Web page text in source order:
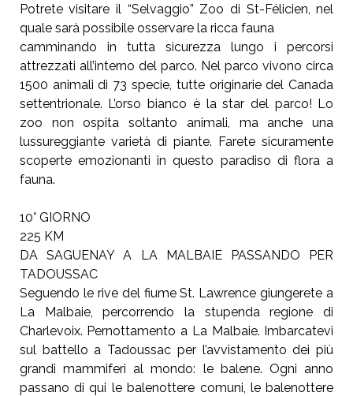
Potrete visitare il “Selvaggio” Zoo di St-Félicien,nel
quale sarà possibile osservare la ricca fauna
camminando in tutta sicurezza lungo i percorsi
attrezzati all’interno del parco. Nel parco vivono circa
1500 animali di 73 specie, tutte originarie del Canada
settentrionale. L’orso bianco è la star del parco! Lo
zoo non ospita soltanto animali, ma anche una
lussureggiante varietà di piante. Farete sicuramente
scoperte emozionanti in questo paradiso di flora a
fauna.
10° GIORNO
225 KM
DA SAGUENAY A LA MALBAIE PASSANDO PER
TADOUSSAC
Seguendo le rive del fiume St. Lawrence giungeretea
La Malbaie, percorrendo la stupenda regione di
Charlevoix. Pernottamento a La Malbaie. Imbarcatevi
sul battello a Tadoussac per l’avvistamentodei più
grandi mammiferi al mondo: le balene.Ogni anno
passano di qui le balenottere comuni, lebalenottere